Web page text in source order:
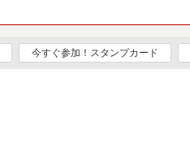
今すぐ参加！スタンプカード